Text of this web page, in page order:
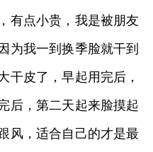
有点小贵，我是被朋友
为我一到换季脸就干到
干皮了，早起用完后，
后，第二天起来脸摸起
风，适合自己的才是最